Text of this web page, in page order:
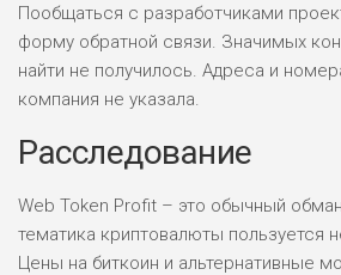
Пообщаться с разработчиками
форму обратной связи. Значимых
найти не получилось. Адреса и
компания не указала.
Расследование
Web Token Profit – это обычный
тематика криптовалюты пользуется
Цены на биткоин и альтернативные